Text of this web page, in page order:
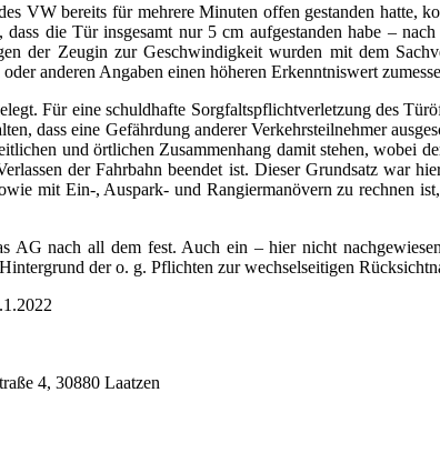
VW bereits für mehrere Minuten offen gestanden hatte,
die Tür insgesamt nur 5 cm aufgestanden habe –
der Zeugin zur Geschwindigkeit wurden mit dem
anderen Angaben einen höheren Erkenntniswert
Für eine schuldhafte Sorgfaltspflichtverletzung des
dass eine Gefährdung anderer Verkehrsteilnehmer
und örtlichen Zusammenhang damit stehen, wobei
der Fahrbahn beendet ist. Dieser Grundsatz war
mit Ein-, Auspark- und Rangiermanövern zu rechnen
nach all dem fest. Auch ein – hier nicht
der o. g. Pflichten zur wechselseitigen
4, 30880 Laatzen